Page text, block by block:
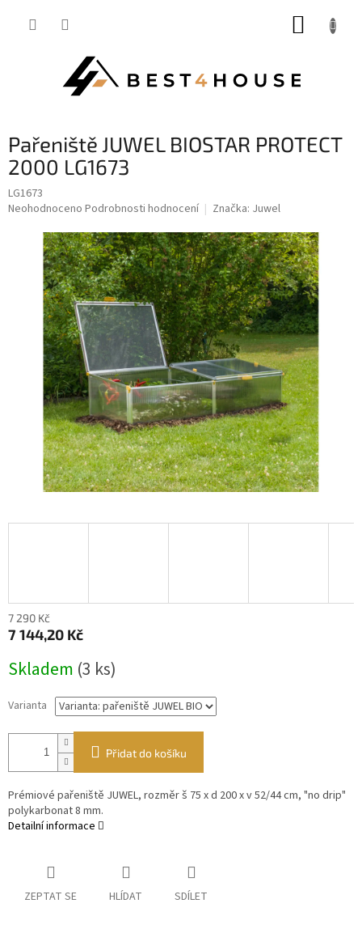
pařeniště JUWEL BIOSTAR PROTECT
2000 LG1673
LG1673
Průměrné
produktu
hvězdiček.
Neohodnoceno Podrobnosti hodnocení Značka: Juwel
7 290 Kč
7 144,20 Kč
cena:
Skladem (3 ks)
Varianta
Přidat do košíku
Prémiové pařeniště JUWEL, rozměr š 75 x d 200 x v 52/44 cm, "no drip"
polykarbonat 8 mm.
Detailní informace
ZEPTAT SE HLÍDAT SDÍLET